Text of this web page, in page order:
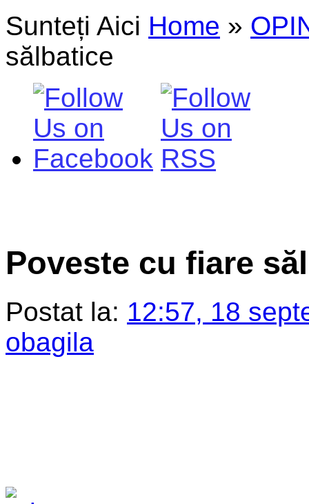
Sunteți Aici Home »
sălbatice
Poveste cu fiare
Postat la: 12:57, 18
obagila